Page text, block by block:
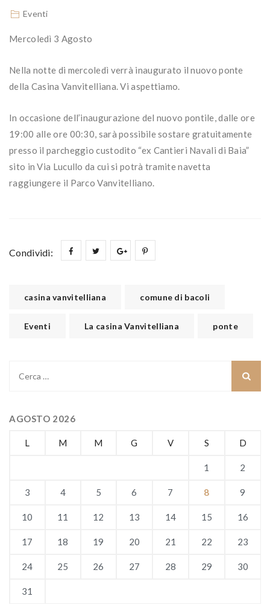
Eventi
Mercoledì 3 Agosto
Nella notte di mercoledì verrà inaugurato il nuovo ponte
della Casina Vanvitelliana. Vi aspettiamo.
In occasione dell’inaugurazione del nuovo pontile, dalle ore
19:00 alle ore 00:30, sarà possibile sostare gratuitamente
presso il parcheggio custodito “ex Cantieri Navali di Baia”
sito in Via Lucullo da cui si potrà tramite navetta
raggiungere il Parco Vanvitelliano.
Condividi:
casina vanvitelliana comune di bacoli
Eventi La casina Vanvitelliana ponte
AGOSTO 2026
L M M G V S D
1 2
3 4 5 6 7 8 9
10 11 12 13 14 15 16
17 18 19 20 21 22 23
24 25 26 27 28 29 30
31